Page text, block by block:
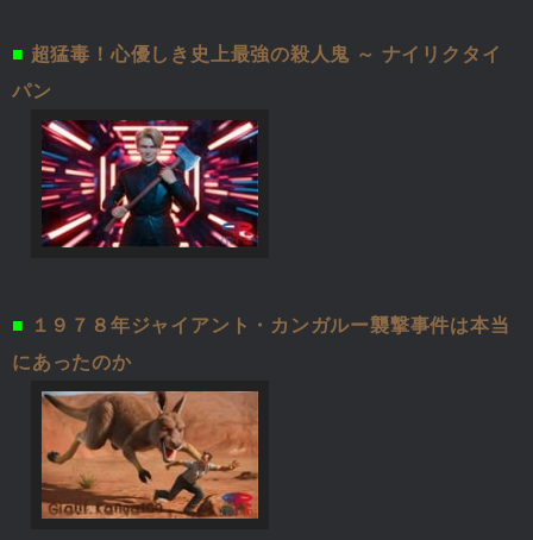
■ 超猛毒！心優しき史上最強の殺人鬼 ～ ナイリクタイ
パン
■
１９７８年ジャイアント・カンガルー襲撃事件は本当
にあったのか